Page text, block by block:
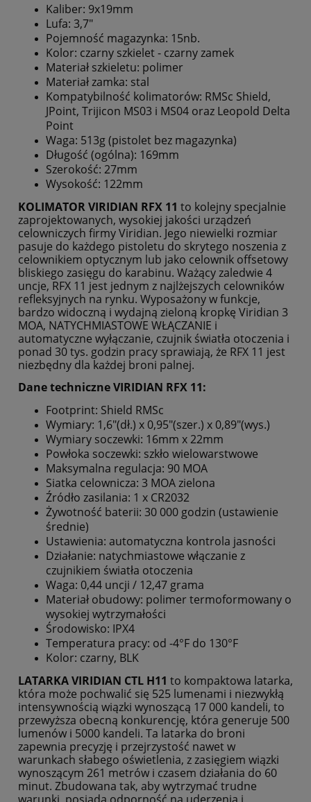
Kaliber: 9x19mm
Lufa: 3,7"
Pojemność magazynka: 15nb.
Kolor: czarny szkielet - czarny zamek
Materiał szkieletu: polimer
Materiał zamka: stal
Kompatybilność kolimatorów: RMSc Shield,
JPoint, Trijicon MS03 i MS04 oraz Leopold Delta
Point
Waga: 513g (pistolet bez magazynka)
Długość (ogólna): 169mm
Szerokość: 27mm
Wysokość: 122mm
KOLIMATOR VIRIDIAN RFX 11 to kolejny specjalnie
zaprojektowanych, wysokiej jakości urządzeń
celowniczych firmy Viridian. Jego niewielki rozmiar
pasuje do każdego pistoletu do skrytego noszenia z
celownikiem optycznym lub jako celownik offsetowy
bliskiego zasięgu do karabinu. Ważący zaledwie 4
uncje, RFX 11 jest jednym z najlżejszych celowników
refleksyjnych na rynku. Wyposażony w funkcje,
bardzo widoczną i wydajną zieloną kropkę Viridian 3
MOA, NATYCHMIASTOWE WŁĄCZANIE i
automatyczne wyłączanie, czujnik światła otoczenia i
ponad 30 tys. godzin pracy sprawiają, że RFX 11 jest
niezbędny dla każdej broni palnej.
Dane techniczne VIRIDIAN RFX 11:
Footprint: Shield RMSc
Wymiary: 1,6"(dł.) x 0,95"(szer.) x 0,89"(wys.)
Wymiary soczewki: 16mm x 22mm
Powłoka soczewki: szkło wielowarstwowe
Maksymalna regulacja: 90 MOA
Siatka celownicza: 3 MOA zielona
Źródło zasilania: 1 x CR2032
Żywotność baterii: 30 000 godzin (ustawienie
średnie)
Ustawienia: automatyczna kontrola jasności
Działanie: natychmiastowe włączanie z
czujnikiem światła otoczenia
Waga: 0,44 uncji / 12,47 grama
Materiał obudowy: polimer termoformowany o
wysokiej wytrzymałości
Środowisko: IPX4
Temperatura pracy: od -4°F do 130°F
Kolor: czarny, BLK
LATARKA VIRIDIAN CTL H11 to kompaktowa latarka,
która może pochwalić się 525 lumenami i niezwykłą
intensywnością wiązki wynoszącą 17 000 kandeli, to
przewyższa obecną konkurencję, która generuje 500
lumenów i 5000 kandeli. Ta latarka do broni
zapewnia precyzję i przejrzystość nawet w
warunkach słabego oświetlenia, z zasięgiem wiązki
wynoszącym 261 metrów i czasem działania do 60
minut. Zbudowana tak, aby wytrzymać trudne
warunki, posiada odporność na uderzenia i